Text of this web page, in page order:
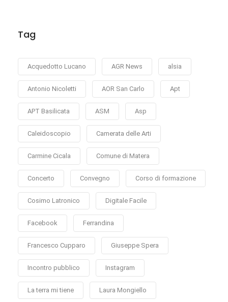
Tag
Acquedotto Lucano AGR News alsia
Antonio Nicoletti AOR San Carlo Apt
APT Basilicata ASM Asp
Caleidoscopio Camerata delle Arti
Carmine Cicala Comune di Matera
Concerto Convegno Corso di formazione
Cosimo Latronico Digitale Facile
Facebook Ferrandina
Francesco Cupparo Giuseppe Spera
Incontro pubblico Instagram
La terra mi tiene Laura Mongiello